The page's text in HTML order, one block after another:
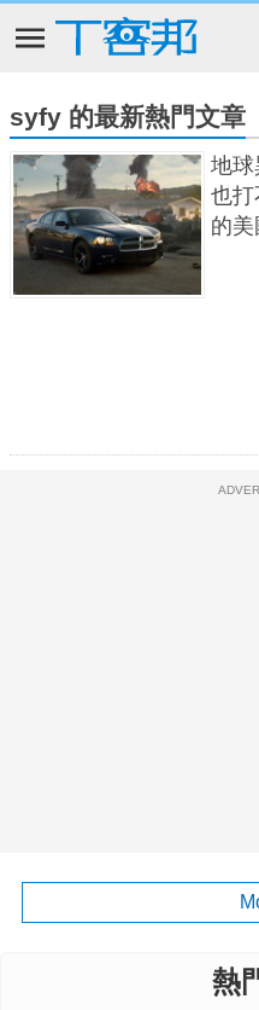
syfy 的最新熱門文章
地球
也打
的
熱